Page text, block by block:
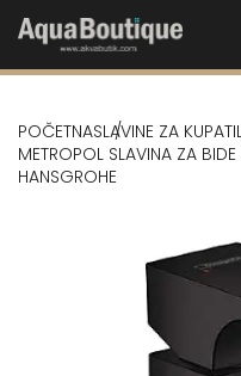
POČETNASLAVINE ZA
METROPOL SLAVINA ZA
HANSGROHE